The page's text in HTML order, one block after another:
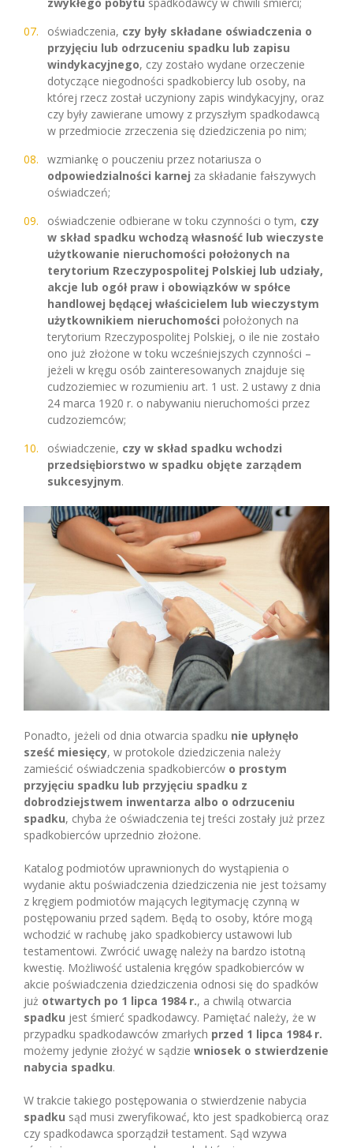
zwykłego pobytu spadkodawcy w chwili śmierci;
oświadczenia, czy były składane oświadczenia o
przyjęciu lub odrzuceniu spadku lub zapisu
windykacyjnego, czy zostało wydane orzeczenie
dotyczące niegodności spadkobiercy lub osoby, na
której rzecz został uczyniony zapis windykacyjny, oraz
czy były zawierane umowy z przyszłym spadkodawcą
w przedmiocie zrzeczenia się dziedziczenia po nim;
wzmiankę o pouczeniu przez notariusza o
odpowiedzialności karnej za składanie fałszywych
oświadczeń;
oświadczenie odbierane w toku czynności o tym, czy
w skład spadku wchodzą własność lub wieczyste
użytkowanie nieruchomości położonych na
terytorium Rzeczypospolitej Polskiej lub udziały,
akcje lub ogół praw i obowiązków w spółce
handlowej będącej właścicielem lub wieczystym
użytkownikiem nieruchomości położonych na
terytorium Rzeczypospolitej Polskiej, o ile nie zostało
ono już złożone w toku wcześniejszych czynności –
jeżeli w kręgu osób zainteresowanych znajduje się
cudzoziemiec w rozumieniu art. 1 ust. 2 ustawy z dnia
24 marca 1920 r. o nabywaniu nieruchomości przez
cudzoziemców;
oświadczenie, czy w skład spadku wchodzi
przedsiębiorstwo w spadku objęte zarządem
sukcesyjnym.
Ponadto, jeżeli od dnia otwarcia spadku nie upłynęło
sześć miesięcy, w protokole dziedziczenia należy
zamieścić oświadczenia spadkobierców o prostym
przyjęciu spadku lub przyjęciu spadku z
dobrodziejstwem inwentarza albo o odrzuceniu
spadku, chyba że oświadczenia tej treści zostały już przez
spadkobierców uprzednio złożone.
Katalog podmiotów uprawnionych do wystąpienia o
wydanie aktu poświadczenia dziedziczenia nie jest tożsamy
z kręgiem podmiotów mających legitymację czynną w
postępowaniu przed sądem. Będą to osoby, które mogą
wchodzić w rachubę jako spadkobiercy ustawowi lub
testamentowi. Zwrócić uwagę należy na bardzo istotną
kwestię. Możliwość ustalenia kręgów spadkobierców w
akcie poświadczenia dziedziczenia odnosi się do spadków
już otwartych po 1 lipca 1984 r., a chwilą otwarcia
spadku jest śmierć spadkodawcy. Pamiętać należy, że w
przypadku spadkodawców zmarłych przed 1 lipca 1984 r.
możemy jedynie złożyć w sądzie wniosek o stwierdzenie
nabycia spadku.
W trakcie takiego postępowania o stwierdzenie nabycia
spadku sąd musi zweryfikować, kto jest spadkobiercą oraz
czy spadkodawca sporządził testament. Sąd wzywa